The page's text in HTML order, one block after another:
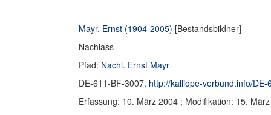
Mayr, Ernst (1904-2005) [Bestandsbildner]
Nachlass
Pfad: Nachl. Ernst Mayr
DE-611-BF-3007, http://kalliope-verbund.info/DE-
Erfassung: 10. März 2004 ; Modifikation: 15.